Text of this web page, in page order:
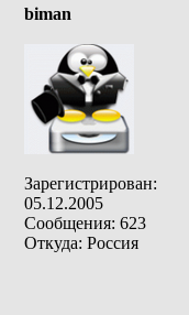
biman
Зарегистрирован:
05.12.2005
Сообщения: 623
Откуда: Россия